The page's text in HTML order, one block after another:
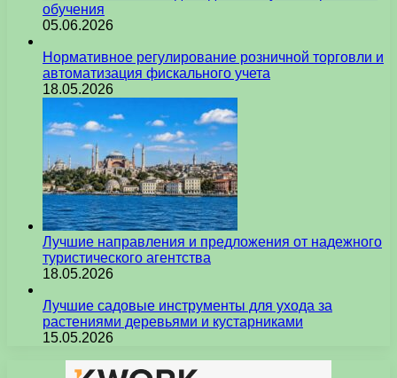
обучения
05.06.2026
Нормативное регулирование розничной торговли и
автоматизация фискального учета
18.05.2026
Лучшие направления и предложения от надежного
туристического агентства
18.05.2026
Лучшие садовые инструменты для ухода за
растениями деревьями и кустарниками
15.05.2026